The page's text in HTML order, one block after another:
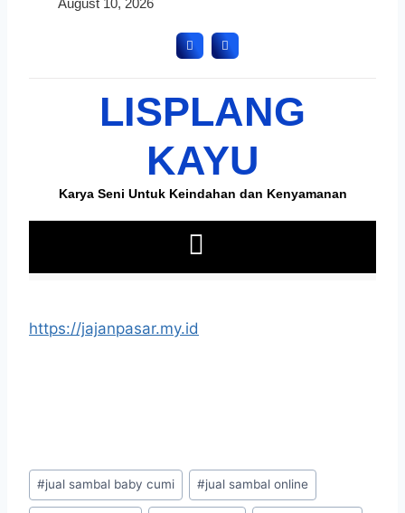
https://jajanpasar.my.id
#jual sambal baby cumi #jual sambal online